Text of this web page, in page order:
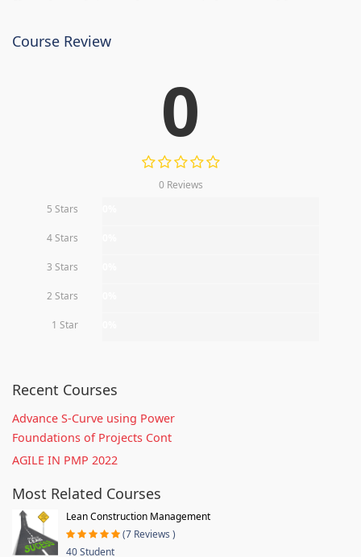
Course Review
0
0 Reviews
5 Stars
4 Stars
3 Stars
2 Stars
1 Star
Recent Courses
Advance S-Curve using Power
Foundations of Projects Cont
AGILE IN PMP 2022
Most Related Courses
Lean Construction Management
(7 Reviews )
40 Student